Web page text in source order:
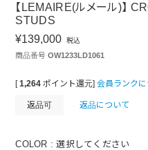
【LEMAIRE(ルメール)】
STUDS
¥139,000 税込
商品番号 OW1233LD1061
[ 1,264 ポイント還元] 会員ランク
返品可 返品について
COLOR 選択してください